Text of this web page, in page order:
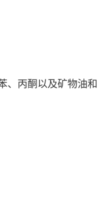
、丙酮以及矿物油和